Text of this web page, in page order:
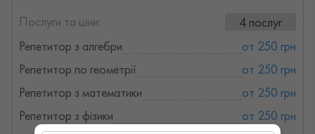
Послуги та ціни:
4 послуг
Репетитор з алгебри
от 250 грн
Репетитор по геометрії
от 250 грн
Репетитор з математики
от 250 грн
Репетитор з фізики
от 250 грн